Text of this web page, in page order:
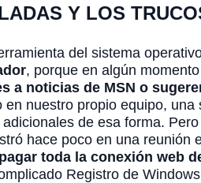
Y LOS
del sistema
, porque en algún momento
a noticias de MSN o
nuestro propio equipo,
de esa forma.
hace poco en una reunión
toda la conexión web
Registro de